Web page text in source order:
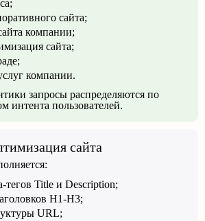
сайта;
компании;
сайта;
компании.
запросы распределяются по
интента пользователей.
сайта
тегов Title и Description;
H1-H3;
URL;